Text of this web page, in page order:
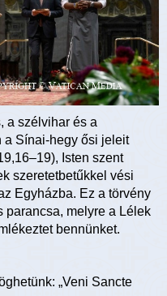
a szélvihar és a
a Sínai-hegy ősi jeleit
Isten szent
szeretetbetűkkel vési
Egyházba. Ez a törvény
parancsa, melyre a Lélek
bennünket.
„Veni Sancte